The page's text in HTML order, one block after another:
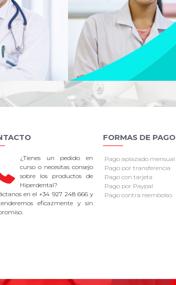
¿Tienes un pedido en
curso o necesitas consejo
sobre los productos de
Hiperdental?
en el +34 927 248 666 y
eficazmente y sin
FORMAS DE PAGO
Pago aplazado mensual
Pago por transferencia
Pago con tarjeta
Pago por Paypal
Pago contra reembolso